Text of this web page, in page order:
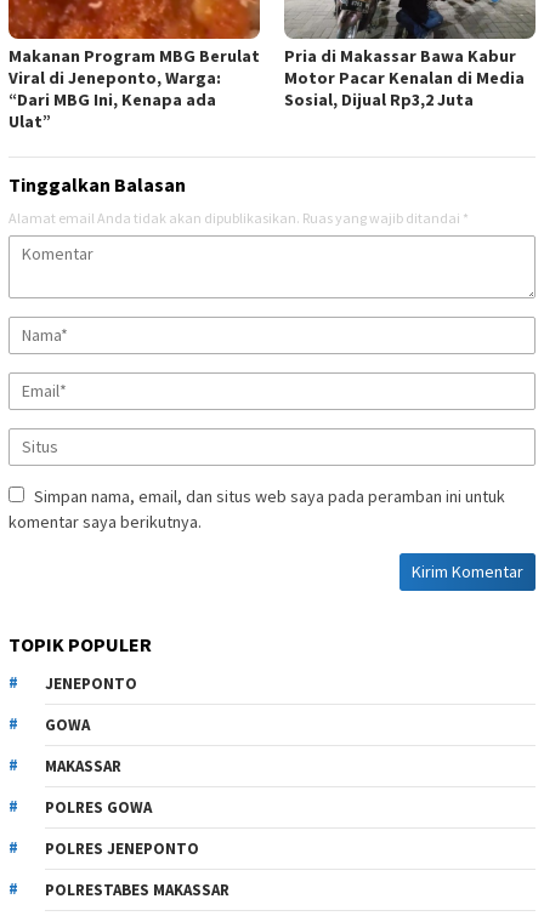
Makanan Program MBG Berulat
Viral di Jeneponto, Warga:
“Dari MBG Ini, Kenapa ada
Ulat”
Pria di Makassar Bawa Kabur
Motor Pacar Kenalan di Media
Sosial, Dijual Rp3,2 Juta
Tinggalkan Balasan
Alamat email Anda tidak akan dipublikasikan. Ruas yang wajib ditandai *
Simpan nama, email, dan situs web saya pada peramban ini untuk
komentar saya berikutnya.
TOPIK POPULER
JENEPONTO
GOWA
MAKASSAR
POLRES GOWA
POLRES JENEPONTO
POLRESTABES MAKASSAR